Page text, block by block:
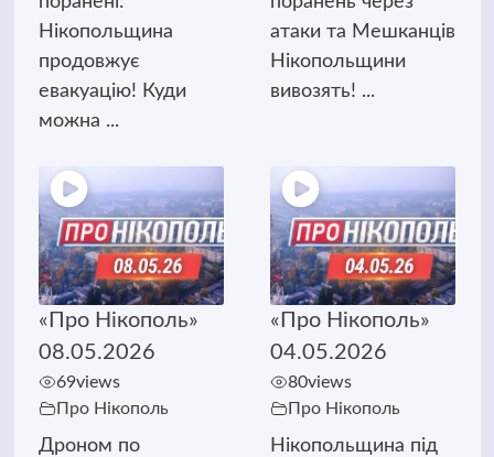
Нікопольщина
продовжує
евакуацію! Куди
можна ...
атаки та Мешканців
Нікопольщини
вивозять! ...
«Про Нікополь»
08.05.2026
69views
Про Нікополь
Дроном по
«Про Нікополь»
04.05.2026
80views
Про Нікополь
Нікопольщина під